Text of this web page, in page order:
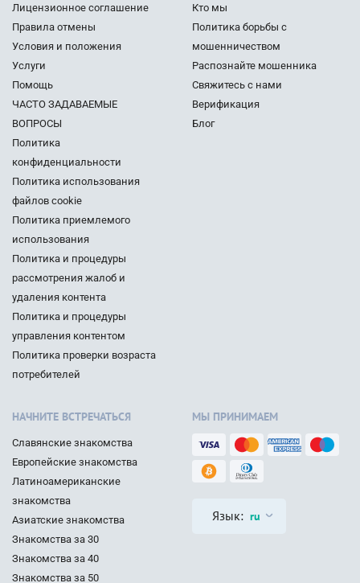
Лицензионное соглашение
Правила отмены
Условия и положения
Услуги
Помощь
ЧАСТО ЗАДАВАЕМЫЕ
ВОПРОСЫ
Политика
конфиденциальности
Политика использования
файлов cookie
Политика приемлемого
использования
Политика и процедуры
рассмотрения жалоб и
удаления контента
Политика и процедуры
управления контентом
Политика проверки возраста
потребителей
Кто мы
Политика борьбы с
мошенничеством
Распознайте мошенника
Свяжитесь с нами
Верификация
Блог
НАЧНИТЕ ВСТРЕЧАТЬСЯ
Славянские знакомства
Европейские знакомства
Латиноамериканские
знакомства
Азиатские знакомства
Знакомства за 30
Знакомства за 40
Знакомства за 50
МЫ ПРИНИМАЕМ
Язык: ru